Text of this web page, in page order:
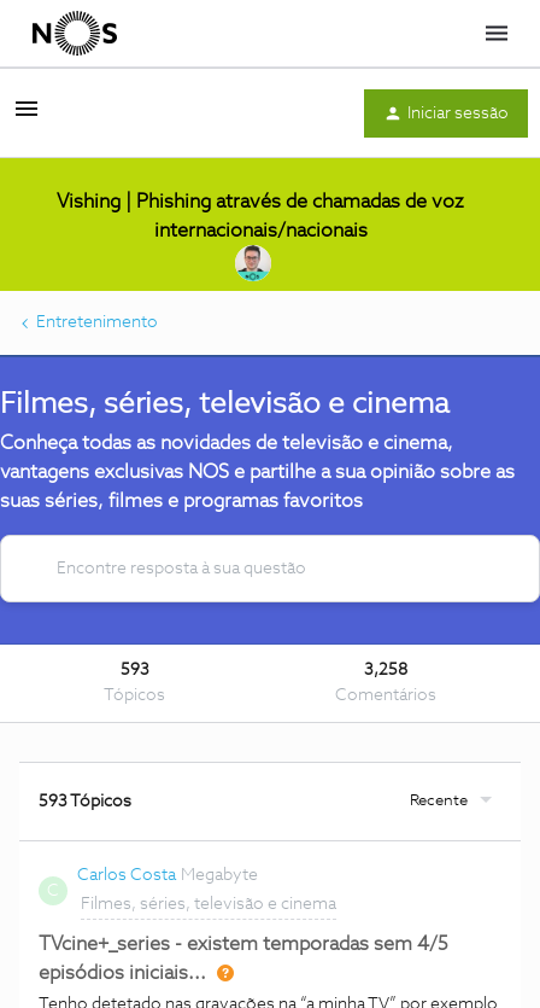
Menu
Iniciar sessão
Vishing | Phishing através de chamadas de voz
internacionais/nacionais
Entretenimento
Filmes, séries, televisão e cinema
Conheça todas as novidades de televisão e cinema,
vantagens exclusivas NOS e partilhe a sua opinião sobre as
suas séries, filmes e programas favoritos
593
Tópicos
3,258
Comentários
593 Tópicos Recente
C
Carlos Costa Megabyte
Filmes, séries, televisão e cinema
TVcine+_series - existem temporadas sem 4/5
episódios iniciais...
Tenho detetado nas gravações na “a minha TV” por exemplo